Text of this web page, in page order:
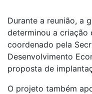
Durante a reunião, a
determinou a criação
coordenado pela
Desenvolvimento
proposta de
O projeto também